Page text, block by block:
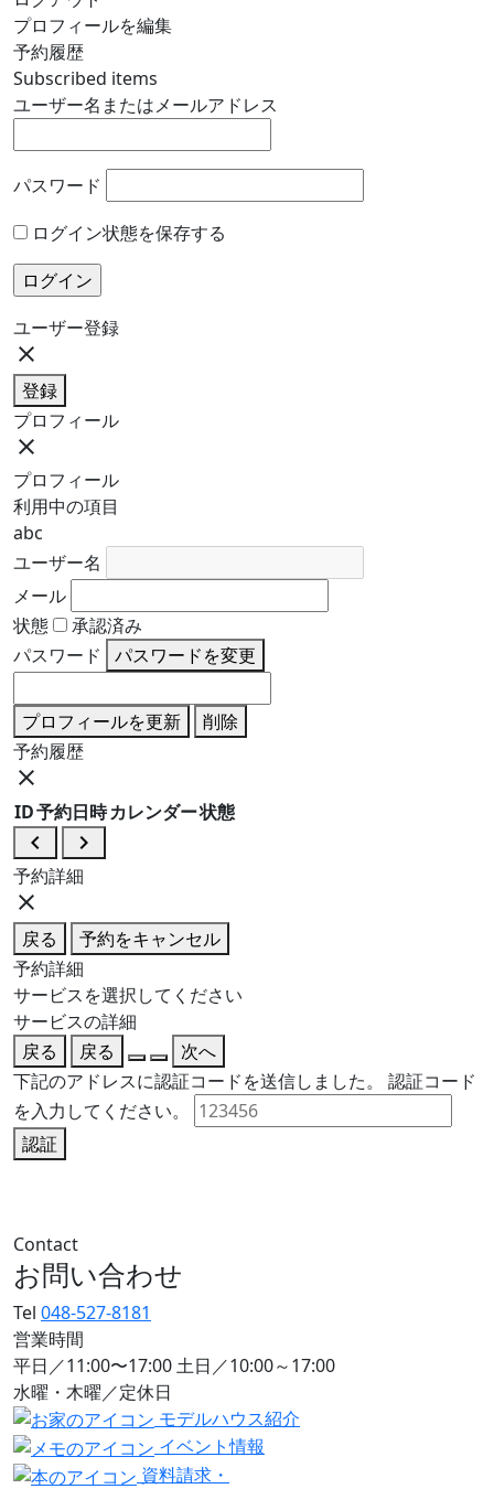
プロフィールを編集
予約履歴
Subscribed items
ユーザー名またはメールアドレス
パスワード
ログイン状態を保存する
ユーザー登録
close
登録
プロフィール
close
プロフィール
利用中の項目
abc
ユーザー名
メール
状態
承認済み
パスワード
パスワードを変更
プロフィールを更新
削除
予約履歴
close
ID予約日時カレンダー状態
navigate_before navigate_next
予約詳細
close
戻る
予約をキャンセル
予約詳細
サービスを選択してください
サービスの詳細
戻る
戻る
次へ
下記のアドレスに認証コードを送信しました。
認証コード
を入力してください。
認証
Contact
お問い合わせ
Tel 048-527-8181
営業時間
平日／11:00〜17:00 土日／10:00～17:00
水曜・木曜／定休日
モデルハウス紹介
イベント情報
資料請求・